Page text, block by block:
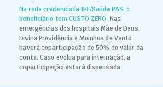
Na rede credenciada IPE/Saúde PAS, o
beneficiário tem CUSTO ZERO. Nas
emergências dos hospitais Mãe de Deus,
Divina Providência e Moinhos de Vento
haverá coparticipação de 50% do valor da
conta. Caso evolua para internação, a
coparticipação estará dispensada.